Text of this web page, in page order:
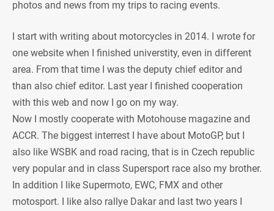
photos and news from my trips to racing events.
I start with writing about motorcycles in 2014. I wrote for
one website when I finished universtity, even in different
area. From that time I was the deputy chief editor and
than also chief editor. Last year I finished cooperation
with this web and now I go on my way.
Now I mostly cooperate with Motohouse magazine and
ACCR. The biggest interrest I have about MotoGP, but I
also like WSBK and road racing, that is in Czech republic
very popular and in class Supersport race also my brother.
In addition I like Supermoto, EWC, FMX and other
motosport. I like also rallye Dakar and last two years I